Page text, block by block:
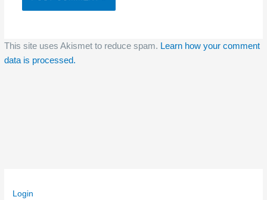
This site uses Akismet to reduce spam. Learn how your comment
data is processed.
Login